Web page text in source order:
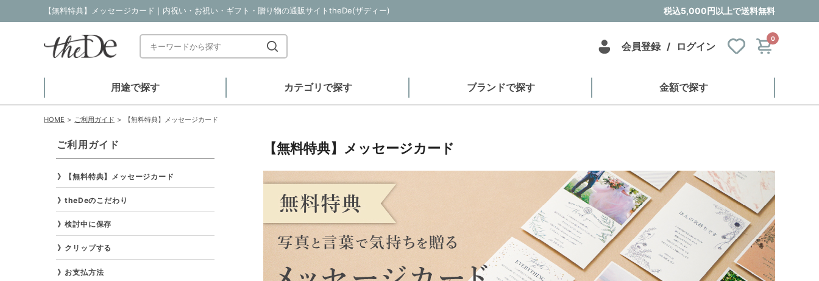
【無料特典】メッセージカード｜内祝い・お祝い・ギフト・贈り物の通販サイトtheDe(ザディー) 税込5,000円以上で送料無料
会員登録 / ログイン
0
用途で探す カテゴリで探す ブランドで探す 金額で探す
HOME ご利用ガイド 【無料特典】メッセージカード
【無料特典】メッセージカード
ご利用ガイド
【無料特典】メッセージカード
theDeのこだわり
検討中に保存
クリップする
お支払方法